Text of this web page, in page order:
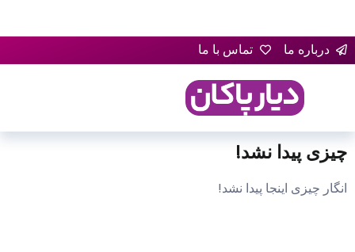
درباره ما تماس با ما
چیزی پیدا نشد!
انگار چیزی اینجا پیدا نشد!